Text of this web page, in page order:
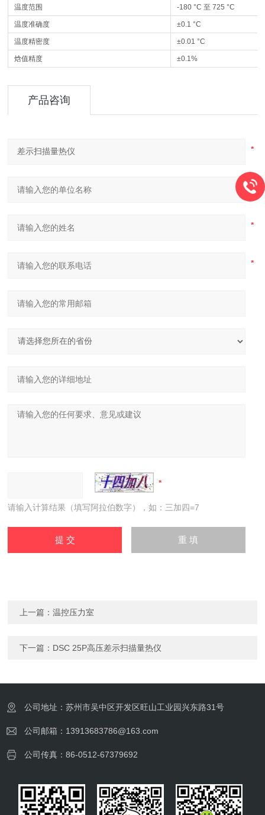
温度范围 -180 °C 至 725 °C
温度准确度 ±0.1 °C
温度精密度 ±0.01 °C
焓值精度 ±0.1%
产品咨询
请输入计算结果（填写阿拉伯数字），如：三加四=7
上一篇：温控压力室
下一篇： DSC 25P高压差示扫描量热仪
公司地址：苏州市吴中区开发区旺山工业园兴东路31号
公司邮箱：13913683786@163.com
公司传真：86-0512-67379692